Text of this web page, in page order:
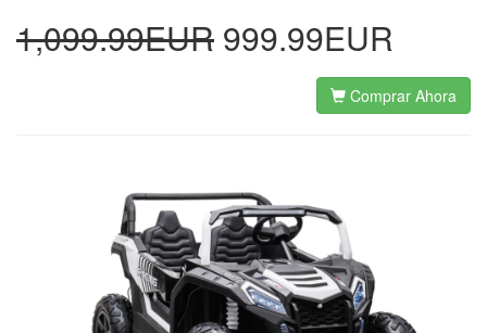
1,099.99EUR 999.99EUR
Comprar Ahora